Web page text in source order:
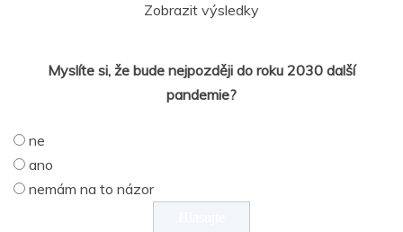
Zobrazit výsledky
Myslíte si, že bude nejpozději do roku 2030 další
pandemie?
ne
ano
nemám na to názor